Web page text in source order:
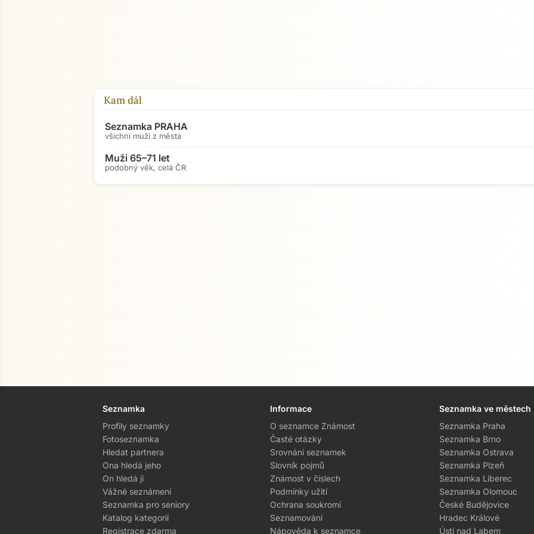
Kam dál
Seznamka PRAHA
všichni muži z města
Muži 65–71 let
podobný věk, celá ČR
Seznamka
Profily seznamky
Fotoseznamka
Hledat partnera
Ona hledá jeho
On hledá ji
Vážné seznámení
Seznamka pro seniory
Katalog kategorií
Registrace zdarma
Informace
O seznamce Známost
Časté otázky
Srovnání seznamek
Slovník pojmů
Známost v číslech
Podmínky užití
Ochrana soukromí
Seznamování
Nápověda k seznamce
Seznamka ve městech
Seznamka Praha
Seznamka Brno
Seznamka Ostrava
Seznamka Plzeň
Seznamka Liberec
Seznamka Olomouc
České Budějovice
Hradec Králové
Ústí nad Labem